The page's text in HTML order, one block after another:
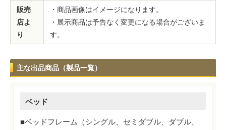
販売
店よ
り
・商品画像はイメージになります。
・展示商品は予告なく変更になる場合がございま
す。
主な出品商品（製品一覧）
ベッド
■ベッドフレーム（シングル、セミダブル、ダブル、